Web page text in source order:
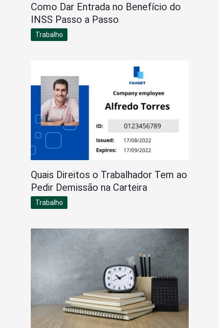
Como Dar Entrada no Benefício do
INSS Passo a Passo
Trabalho
Quais Direitos o Trabalhador Tem ao
Pedir Demissão na Carteira
Trabalho